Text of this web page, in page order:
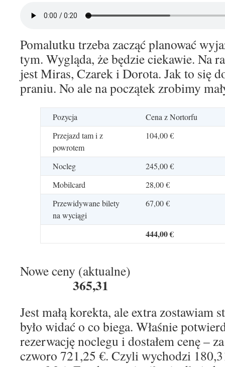
Pomalutku trzeba zacząć planować
tym. Wygląda, że będzie ciekawie. Na
jest Miras, Czarek i Dorota. Jak to się
praniu. No ale na początek zrobimy
Pozycja
Cena z Nortorfu
Przejazd tam i z
powrotem
104,00 €
Nocleg
245,00 €
Mobilcard
28,00 €
Przewidywane bilety
na wyciągi
67,00 €
444,00 €
Nowe ceny
365,31
Jest małą korekta, ale extra zostawiam
było widać o co biega. Właśnie
rezerwację noclegu i dostałem cenę –
czworo 721,25 €. Czyli wychodzi